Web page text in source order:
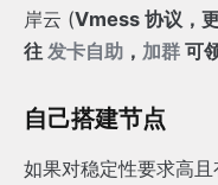
岸云 (Vmess 协议，
往 发卡自助 ， 加群 可
自己搭建节点
如果对稳定性要求高